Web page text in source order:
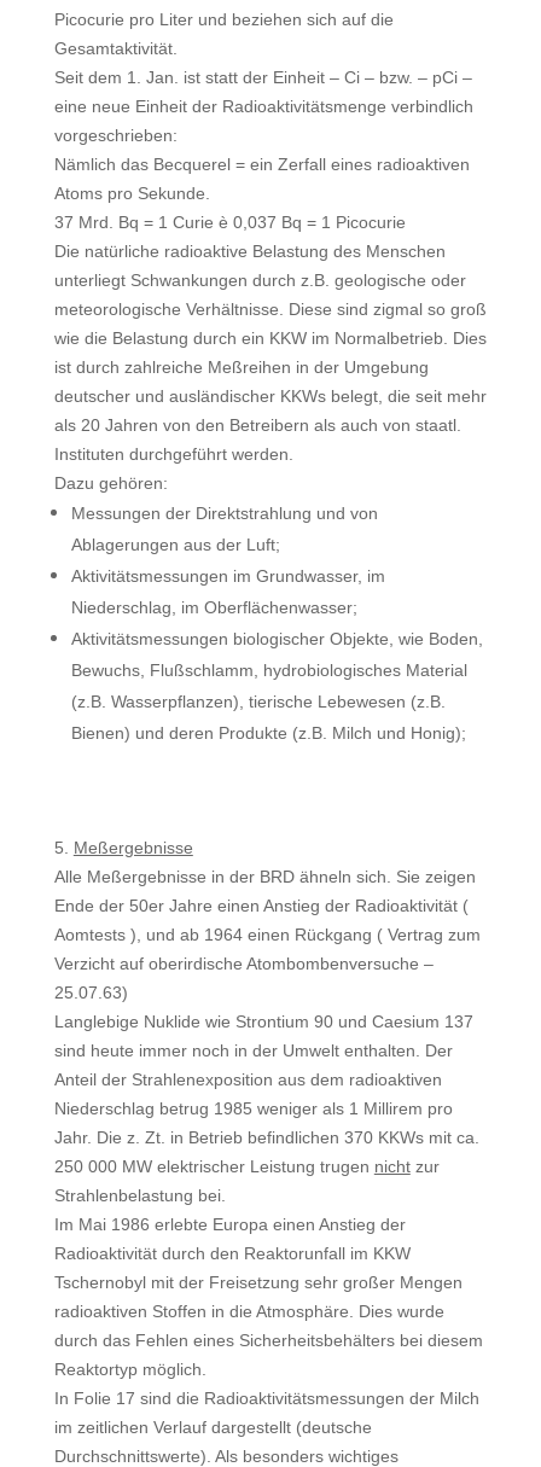
Picocurie pro Liter und beziehen sich auf die
Gesamtaktivität.
Seit dem 1. Jan. ist statt der Einheit – Ci – bzw. – pCi –
eine neue Einheit der Radioaktivitätsmenge verbindlich
vorgeschrieben:
Nämlich das Becquerel = ein Zerfall eines radioaktiven
Atoms pro Sekunde.
37 Mrd. Bq = 1 Curie è 0,037 Bq = 1 Picocurie
Die natürliche radioaktive Belastung des Menschen
unterliegt Schwankungen durch z.B. geologische oder
meteorologische Verhältnisse. Diese sind zigmal so groß
wie die Belastung durch ein KKW im Normalbetrieb. Dies
ist durch zahlreiche Meßreihen in der Umgebung
deutscher und ausländischer KKWs belegt, die seit mehr
als 20 Jahren von den Betreibern als auch von staatl.
Instituten durchgeführt werden.
Dazu gehören:
Messungen der Direktstrahlung und von
Ablagerungen aus der Luft;
Aktivitätsmessungen im Grundwasser, im
Niederschlag, im Oberflächen­wasser;
Aktivitätsmessungen biologischer Objekte, wie Boden,
Bewuchs, Fluß­schlamm, hydrobiologisches Material
(z.B. Wasserpflanzen), tierische Lebe­wesen (z.B.
Bienen) und deren Produkte (z.B. Milch und Honig);
5. Meßergebnisse
Alle Meßergebnisse in der BRD ähneln sich. Sie zeigen
Ende der 50er Jahre einen Anstieg der Radioaktivität (
Aomtests ), und ab 1964 einen Rückgang ( Vertrag zum
Verzicht auf oberirdische Atombombenversuche –
25.07.63)
Langlebige Nuklide wie Strontium 90 und Caesium 137
sind heute immer noch in der Umwelt enthalten. Der
Anteil der Strahlenexposition aus dem radioaktiven
Niederschlag betrug 1985 weniger als 1 Millirem pro
Jahr. Die z. Zt. in Betrieb befindlichen 370 KKWs mit ca.
250 000 MW elektrischer Leistung trugen nichtzur
Strahlenbelastung bei.
Im Mai 1986 erlebte Europa einen Anstieg der
Radioaktivität durch den Reaktorunfall im KKW
Tschernobyl mit der Freisetzung sehr großer Mengen
radioaktiven Stoffen in die Atmosphäre. Dies wurde
durch das Fehlen eines Sicherheitsbehälters bei diesem
Reaktortyp möglich.
In Folie 17 sind die Radioaktivitätsmessungen der Milch
im zeitlichen Verlauf dargestellt (deutsche
Durchschnittswerte). Als besonders wichtiges